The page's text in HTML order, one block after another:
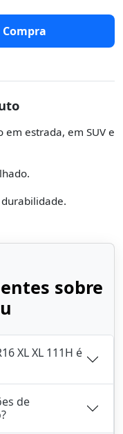
Compra
estrada, em SUV e
sobre
XL XL 111H é
de